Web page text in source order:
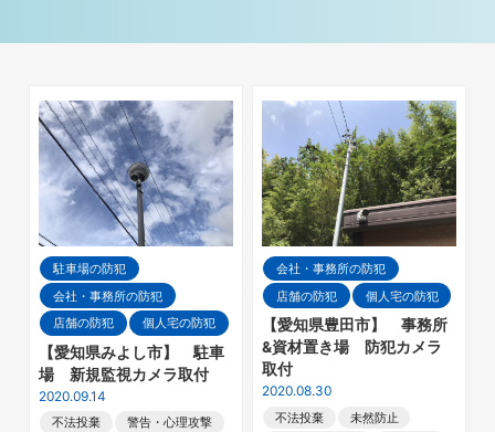
駐車場の防犯
会社・事務所の防犯
店舗の防犯
個人宅の防犯
【愛知県みよし市】 駐車
場 新規監視カメラ取付
2020.09.14
不法投棄
警告・心理攻撃
会社・事務所の防犯
店舗の防犯
個人宅の防犯
【愛知県豊田市】 事務所
&資材置き場 防犯カメラ
取付
2020.08.30
不法投棄
未然防止